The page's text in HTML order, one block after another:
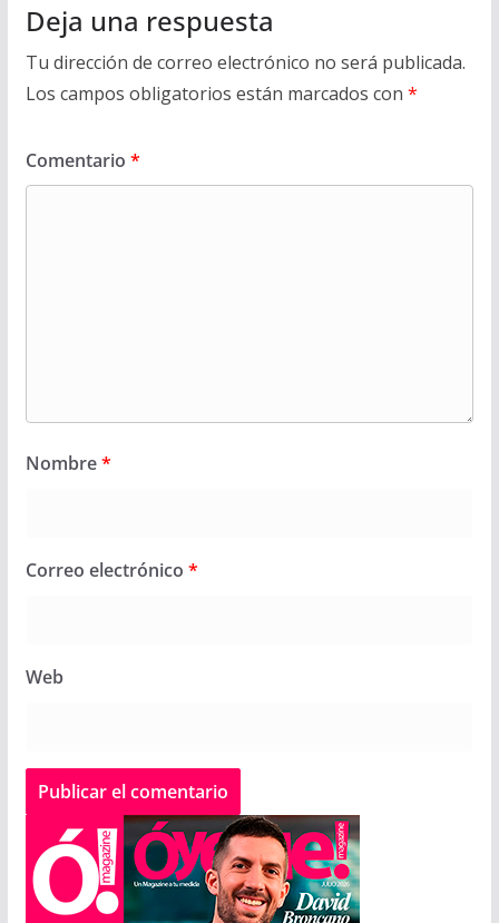
Deja una respuesta
Tu dirección de correo electrónico no será publicada.
Los campos obligatorios están marcados con *
Comentario *
Nombre*
Correo electrónico *
Web